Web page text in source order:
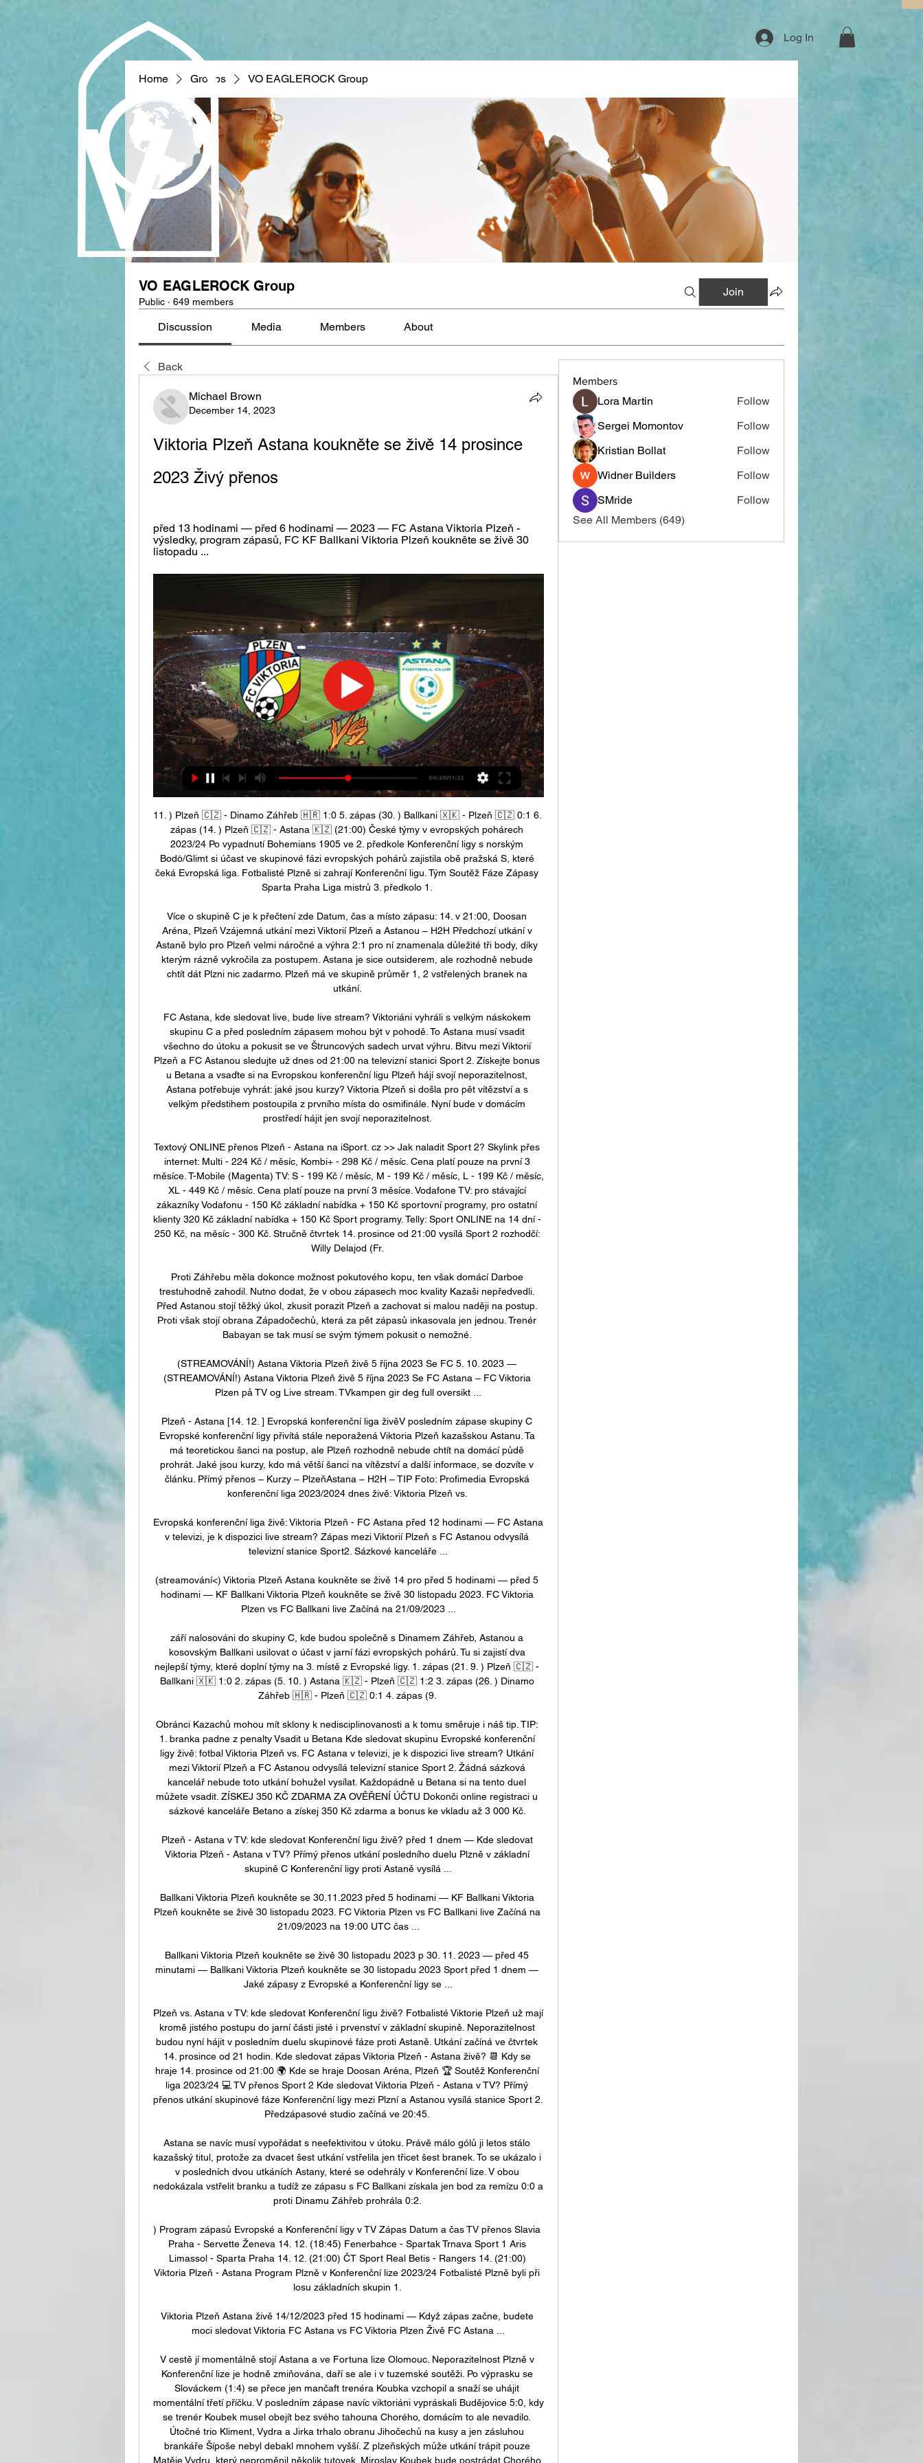
Log In
Home Groups VO EAGLEROCK Group
VO EAGLEROCK Group
Public · 649 members
Join
Discussion Media Members About
Back
Michael Brown
December 14, 2023
Viktoria Plzeň Astana koukněte se živě 14 prosince
2023 Živý přenos
před 13 hodinami — před 6 hodinami — 2023 — FC Astana Viktoria Plzeň -
výsledky, program zápasů, FC KF Ballkani Viktoria Plzeň koukněte se živě 30
listopadu ...
11. ) Plzeň 🇨🇿 - Dinamo Záhřeb 🇭🇷 1:0 5. zápas (30. ) Ballkani 🇽🇰 - Plzeň 🇨🇿 0:1 6.
zápas (14. ) Plzeň 🇨🇿 - Astana 🇰🇿 (21:00) České týmy v evropských pohárech
2023/24 Po vypadnutí Bohemians 1905 ve 2. předkole Konferenční ligy s norským
Bodö/Glimt si účast ve skupinové fázi evropských pohárů zajistila obě pražská S, které
čeká Evropská liga. Fotbalisté Plzně si zahrají Konferenční ligu. Tým Soutěž Fáze Zápasy
Sparta Praha Liga mistrů 3. předkolo 1.
Více o skupině C je k přečtení zde Datum, čas a místo zápasu: 14. v 21:00, Doosan
Aréna, Plzeň Vzájemná utkání mezi Viktorií Plzeň a Astanou – H2H Předchozí utkání v
Astaně bylo pro Plzeň velmi náročné a výhra 2:1 pro ní znamenala důležité tři body, díky
kterým rázně vykročila za postupem. Astana je sice outsiderem, ale rozhodně nebude
chtít dát Plzni nic zadarmo. Plzeň má ve skupině průměr 1, 2 vstřelených branek na
utkání.
FC Astana, kde sledovat live, bude live stream? Viktoriáni vyhráli s velkým náskokem
skupinu C a před posledním zápasem mohou být v pohodě. To Astana musí vsadit
všechno do útoku a pokusit se ve Štruncových sadech urvat výhru. Bitvu mezi Viktorií
Plzeň a FC Astanou sledujte už dnes od 21:00 na televizní stanici Sport 2. Získejte bonus
u Betana a vsaďte si na Evropskou konferenční ligu Plzeň hájí svojí neporazitelnost,
Astana potřebuje vyhrát: jaké jsou kurzy? Viktoria Plzeň si došla pro pět vítězství a s
velkým předstihem postoupila z prvního místa do osmifinále. Nyní bude v domácím
prostředí hájit jen svojí neporazitelnost.
Textový ONLINE přenos Plzeň - Astana na iSport. cz >> Jak naladit Sport 2? Skylink přes
internet: Multi - 224 Kč / měsíc, Kombi+ - 298 Kč / měsíc. Cena platí pouze na první 3
měsíce. T-Mobile (Magenta) TV: S - 199 Kč / měsíc, M - 199 Kč / měsíc, L - 199 Kč / měsíc,
XL - 449 Kč / měsíc. Cena platí pouze na první 3 měsíce. Vodafone TV: pro stávající
zákazníky Vodafonu - 150 Kč základní nabídka + 150 Kč sportovní programy, pro ostatní
klienty 320 Kč základní nabídka + 150 Kč Sport programy. Telly: Sport ONLINE na 14 dní -
250 Kč, na měsíc - 300 Kč. Stručně čtvrtek 14. prosince od 21:00 vysílá Sport 2 rozhodčí:
Willy Delajod (Fr.
Proti Záhřebu měla dokonce možnost pokutového kopu, ten však domácí Darboe
trestuhodně zahodil. Nutno dodat, že v obou zápasech moc kvality Kazaši nepředvedli.
Před Astanou stojí těžký úkol, zkusit porazit Plzeň a zachovat si malou naději na postup.
Proti však stojí obrana Západočechů, která za pět zápasů inkasovala jen jednou. Trenér
Babayan se tak musí se svým týmem pokusit o nemožné.
(STREAMOVÁNÍ!) Astana Viktoria Plzeň živě 5 října 2023 Se FC 5. 10. 2023 —
(STREAMOVÁNÍ!) Astana Viktoria Plzeň živě 5 října 2023 Se FC Astana – FC Viktoria
Plzen på TV og Live stream. TVkampen gir deg full oversikt ...
Plzeň - Astana [14. 12. ] Evropská konferenční liga živěV posledním zápase skupiny C
Evropské konferenční ligy přivítá stále neporažená Viktoria Plzeň kazašskou Astanu. Ta
má teoretickou šanci na postup, ale Plzeň rozhodně nebude chtít na domácí půdě
prohrát. Jaké jsou kurzy, kdo má větší šanci na vítězství a další informace, se dozvíte v
článku. Přímý přenos – Kurzy – PlzeňAstana – H2H – TIP Foto: Profimedia Evropská
konferenční liga 2023/2024 dnes živě: Viktoria Plzeň vs.
Evropská konferenční liga živě: Viktoria Plzeň - FC Astana před 12 hodinami — FC Astana
v televizi, je k dispozici live stream? Zápas mezi Viktorií Plzeň s FC Astanou odvysílá
televizní stanice Sport2. Sázkové kanceláře ...
(streamování<) Viktoria Plzeň Astana koukněte se živě 14 pro před 5 hodinami — před 5
hodinami — KF Ballkani Viktoria Plzeň koukněte se živě 30 listopadu 2023. FC Viktoria
Plzen vs FC Ballkani live Začíná na 21/09/2023 ...
září nalosováni do skupiny C, kde budou společně s Dinamem Záhřeb, Astanou a
kosovským Ballkani usilovat o účast v jarní fázi evropských pohárů. Tu si zajistí dva
nejlepší týmy, které doplní týmy na 3. místě z Evropské ligy. 1. zápas (21. 9. ) Plzeň 🇨🇿 -
Ballkani 🇽🇰 1:0 2. zápas (5. 10. ) Astana 🇰🇿 - Plzeň 🇨🇿 1:2 3. zápas (26. ) Dinamo
Záhřeb 🇭🇷 - Plzeň 🇨🇿 0:1 4. zápas (9.
Obránci Kazachů mohou mít sklony k nedisciplinovanosti a k tomu směruje i náš tip. TIP:
1. branka padne z penalty Vsadit u Betana Kde sledovat skupinu Evropské konferenční
ligy živě: fotbal Viktoria Plzeň vs. FC Astana v televizi, je k dispozici live stream? Utkání
mezi Viktorií Plzeň a FC Astanou odvysílá televizní stanice Sport 2. Žádná sázková
kancelář nebude toto utkání bohužel vysílat. Každopádně u Betana si na tento duel
můžete vsadit. ZÍSKEJ 350 KČ ZDARMA ZA OVĚŘENÍ ÚČTU Dokonči online registraci u
sázkové kanceláře Betano a získej 350 Kč zdarma a bonus ke vkladu až 3 000 Kč.
Plzeň - Astana v TV: kde sledovat Konferenční ligu živě? před 1 dnem — Kde sledovat
Viktoria Plzeň - Astana v TV? Přímý přenos utkání posledního duelu Plzně v základní
skupině C Konferenční ligy proti Astaně vysílá ...
Ballkani Viktoria Plzeň koukněte se 30.11.2023 před 5 hodinami — KF Ballkani Viktoria
Plzeň koukněte se živě 30 listopadu 2023. FC Viktoria Plzen vs FC Ballkani live Začíná na
21/09/2023 na 19:00 UTC čas ...
Ballkani Viktoria Plzeň koukněte se živě 30 listopadu 2023 p 30. 11. 2023 — před 45
minutami — Ballkani Viktoria Plzeň koukněte se 30 listopadu 2023 Sport před 1 dnem —
Jaké zápasy z Evropské a Konferenční ligy se ...
Plzeň vs. Astana v TV: kde sledovat Konferenční ligu živě? Fotbalisté Viktorie Plzeň už mají
kromě jistého postupu do jarní části jisté i prvenství v základní skupině. Neporazitelnost
budou nyní hájit v posledním duelu skupinové fáze proti Astaně. Utkání začíná ve čtvrtek
14. prosince od 21 hodin. Kde sledovat zápas Viktoria Plzeň - Astana živě? 📆 Kdy se
hraje 14. prosince od 21:00 🌍 Kde se hraje Doosan Aréna, Plzeň 🏆 Soutěž Konferenční
liga 2023/24 💻 TV přenos Sport 2 Kde sledovat Viktoria Plzeň - Astana v TV? Přímý
přenos utkání skupinové fáze Konferenční ligy mezi Plzní a Astanou vysílá stanice Sport 2.
Předzápasové studio začíná ve 20:45.
Astana se navíc musí vypořádat s neefektivitou v útoku. Právě málo gólů ji letos stálo
kazašský titul, protože za dvacet šest utkání vstřelila jen třicet šest branek. To se ukázalo i
v posledních dvou utkáních Astany, které se odehrály v Konferenční lize. V obou
nedokázala vstřelit branku a tudíž ze zápasu s FC Ballkani získala jen bod za remízu 0:0 a
proti Dinamu Záhřeb prohrála 0:2.
) Program zápasů Evropské a Konferenční ligy v TV Zápas Datum a čas TV přenos Slavia
Praha - Servette Ženeva 14. 12. (18:45) Fenerbahce - Spartak Trnava Sport 1 Aris
Limassol - Sparta Praha 14. 12. (21:00) ČT Sport Real Betis - Rangers 14. (21:00)
Viktoria Plzeň - Astana Program Plzně v Konferenční lize 2023/24 Fotbalisté Plzně byli při
losu základních skupin 1.
Viktoria Plzeň Astana živě 14/12/2023 před 15 hodinami — Když zápas začne, budete
moci sledovat Viktoria FC Astana vs FC Viktoria Plzen Živě FC Astana ...
V cestě jí momentálně stojí Astana a ve Fortuna lize Olomouc. Neporazitelnost Plzně v
Konferenční lize je hodně zmiňována, daří se ale i v tuzemské soutěži. Po výprasku se
Slováckem (1:4) se přece jen mančaft trenéra Koubka vzchopil a snaží se uhájit
momentální třetí příčku. V posledním zápase navíc viktoriáni vypráskali Budějovice 5:0, kdy
se trenér Koubek musel obejít bez svého tahouna Chorého, domácím to ale nevadilo.
Útočné trio Kliment, Vydra a Jirka trhalo obranu Jihočechů na kusy a jen zásluhou
brankáře Šípoše nebyl debakl mnohem vyšší. Z plzeňských může utkání trápit pouze
Matěje Vydru, který neproměnil několik tutovek. Miroslav Koubek bude postrádat Chorého
Members
Lora Martin
Follow
Sergei Momontov
Follow
Kristian Bollat
Follow
Widner Builders
Follow
SMride
Follow
See All Members (649)